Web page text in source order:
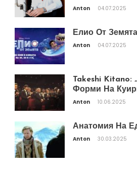
Anton 04.07.2025
Елио От Земята
Anton 04.07.2025
Takeshi Kitano:
Форми На
Anton 10.06.2025
Анатомия На
Anton 30.03.2025